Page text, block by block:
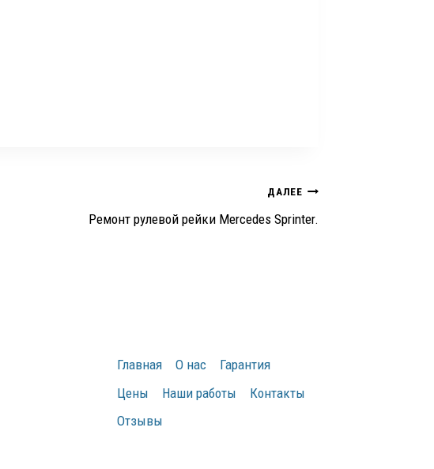
ДАЛЕЕ
Ремонт рулевой рейки Mercedes Sprinter.
Главная О нас
Гарантия
Цены
Наши работы
Контакты
Отзывы